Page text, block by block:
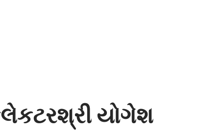
યોગેશ